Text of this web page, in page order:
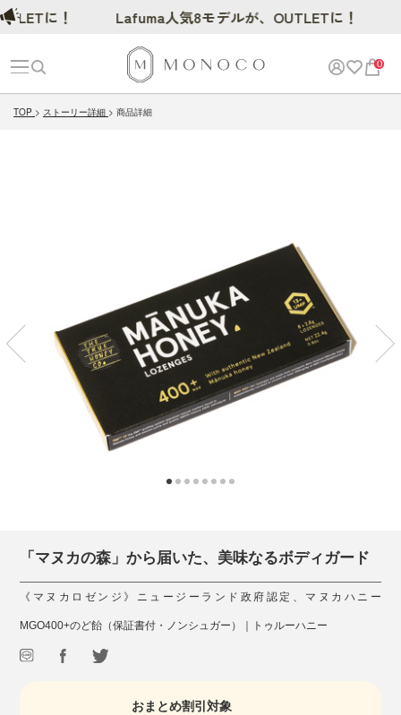
0
TOP ストーリー詳細 商品詳細
「マヌカの森」から届いた、美味なるボディガード
《マヌカロゼンジ》ニュージーランド政府認定、マヌカハニー
MGO400+のど飴（保証書付・ノンシュガー）｜トゥルーハニー
おまとめ割引対象
に！ Lafuma人気8モデルが、OUTLETに！